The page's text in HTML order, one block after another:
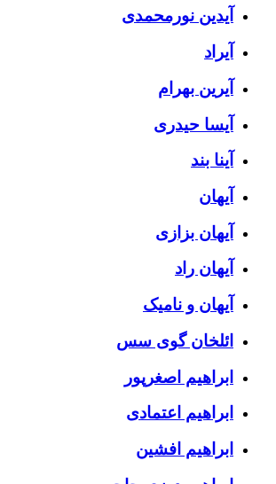
آیدین نورمحمدی
آیراد
آیرین بهرام
آیسا حیدری
آینا بند
آیهان
آیهان بزازی
آیهان راد
آیهان و نامیک
ائلخان گوی سس
ابراهیم اصغرپور
ابراهیم اعتمادی
ابراهیم افشین